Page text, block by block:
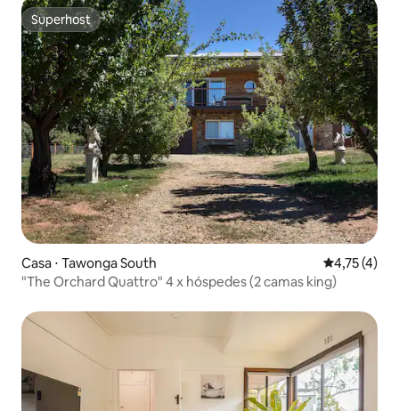
Superhost
Superhost
Casa ⋅ Tawonga South 4,75 de
4,75 (4)
"The Orchard Quattro" 4 x hóspedes (2 camas king)